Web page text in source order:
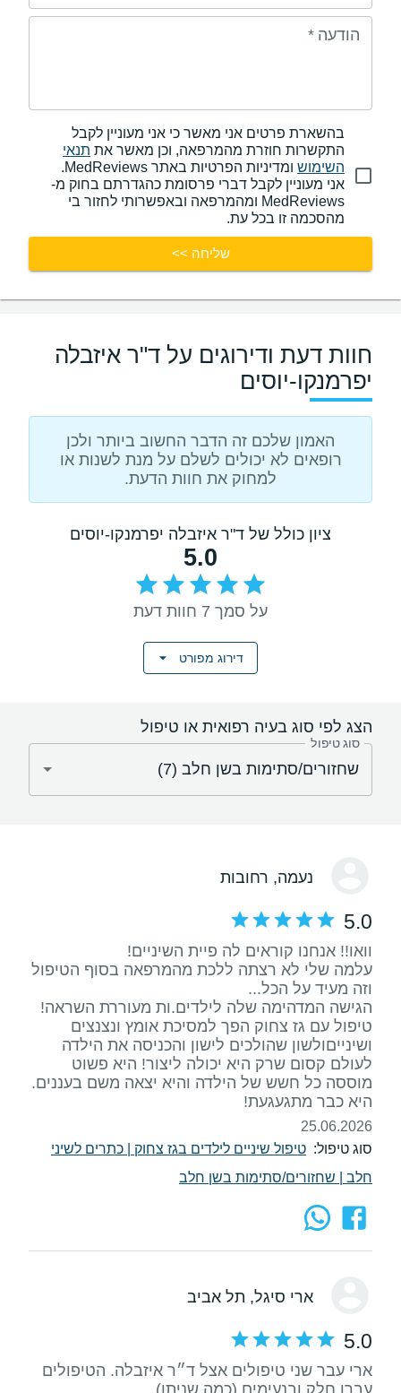
הודעה *
בהשארת פרטים אני מאשר כי אני מעוניין לקבל
התקשרות חוזרת מהמרפאה, וכן מאשר את תנאי
השימוש
ומדיניות הפרטיות באתר MedReviews.
אני מעוניין לקבל דברי פרסומת כהגדרתם בחוק מ-
MedReviews ומהמרפאה ובאפשרותי לחזור בי
מהסכמה זו בכל עת.
שליחה >>
חוות דעת ודירוגים על ד"ר איזבלה
יפרמנקו-יוסים
האמון שלכם זה הדבר החשוב ביותר ולכן
רופאים לא יכולים לשלם על מנת לשנות או
למחוק את חוות הדעת.
ציון כולל של ד"ר איזבלה יפרמנקו-יוסים
5.0
על סמך 7 חוות דעת
דירוג מפורט
הצג לפי סוג בעיה רפואית או טיפול
סוג טיפול
נעמה, רחובות
5.0
עלמה שלי לא רצתה ללכת מהמרפאה בסוף הטיפול
הגישה המדהימה שלה לילדים.ות מעוררת השראה!
טיפול עם גז צחוק הפך למסיכת אומץ ונצנצים
ושינייםולשון שהולכים לישון והכניסה את הילדה
לעולם קסום שרק היא יכולה ליצור! היא פשוט
מוססה כל חשש של הילדה והיא יצאה משם בעננים.
היא כבר מתגעגעת!
25.06.2026
סוג טיפול: טיפול שיניים לילדים בגז צחוק
כתרים לשיני
חלב
שחזורים/סתימות בשן חלב
ארי סיגל, תל אביב
5.0
ארי עבר שני טיפולים אצל ד״ר איזבלה. הטיפולים
עברו חלק ובנעימים (כמה שניתן)